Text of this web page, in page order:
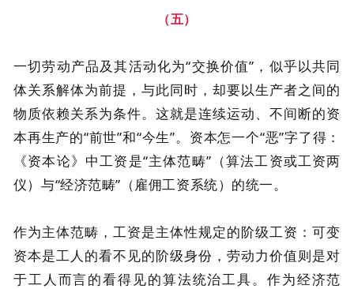
（五）
一切劳动产品及其活动化为“交换价值”，似乎以共同
体关系解体为前提，与此同时，却要以生产者之间的
物质依赖关系为条件。这就是连续运动、不间断的资
本再生产的“前世”和“今生”。资本怎一个“恶”字了得：
《资本论》中工资是“主体范畴”（算法工资或工资两
仪）与“经济范畴”（雇佣工资系统）的统一。
作为主体范畴，工资是主体性规定的阶级工资：可变
资本是工人的看不见的阶级身份，劳动力价值则是对
于工人而言的看得见的算法统治工具。作为经济范